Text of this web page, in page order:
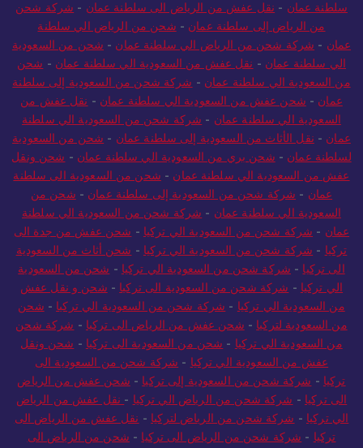
سلطنة عمان - نقل عفش من الرياض الى سلطنة عمان - شركة شحن
من الرياض إلى سلطنة عمان - شحن من الرياض الي سلطنة
عمان - شركة شحن من الرياض الي سلطنة عمان - شحن من السعودية
الي سلطنة عمان - نقل عفش من السعودية الي سلطنة عمان - شحن
من السعودية الي سلطنة عمان - شركة شحن من السعودية إلى سلطنة
عمان - شحن عفش من السعودية الي سلطنة عمان - نقل عفش من
السعودية الي سلطنة عمان - شركة شحن من السعودية الي سلطنة
عمان - نقل الأثاث من السعودية إلى سلطنة عمان - شحن من السعودية
لسلطنة عمان - شحن بري من السعودية الي سلطنة عمان - شحن ونقل
عفش من السعودية الي سلطنة عمان - شحن من السعودية الى سلطنة
عمان - شركة شحن من السعودية إلى سلطنة عمان - شحن من
السعودية الي سلطنة عمان - شركة شحن من السعودية الي سلطنة
عمان - شركة شحن من السعودية الي تركيا - شحن عفش من جدة الى
تركيا - شركة شحن من السعودية الي تركيا - شحن أثاث من السعودية
الى تركيا - شركة شحن من السعودية الي تركيا - شحن من السعودية
الي تركيا - شركة شحن من السعودية الى تركيا - شحن و نقل عفش
من السعودية الي تركيا - شركة شحن من السعودية الي تركيا - شحن
من السعودية لتركيا - شحن عفش من الرياض الى تركيا - شركة شحن
من السعودية الي تركيا - شحن من السعودية الى تركيا - شحن ونقل
عفش من السعودية الي تركيا - شركة شحن من السعودية الى
تركيا - شركة شحن من السعودية إلى تركيا - شحن عفش من الرياض
الى تركيا - شركة شحن من الرياض الي تركيا - نقل عفش من الرياض
الي تركيا - شركة شحن من الرياض لتركيا - نقل عفش من الرياض الى
تركيا - شركة شحن من الرياض الى تركيا - شحن من الرياض الى